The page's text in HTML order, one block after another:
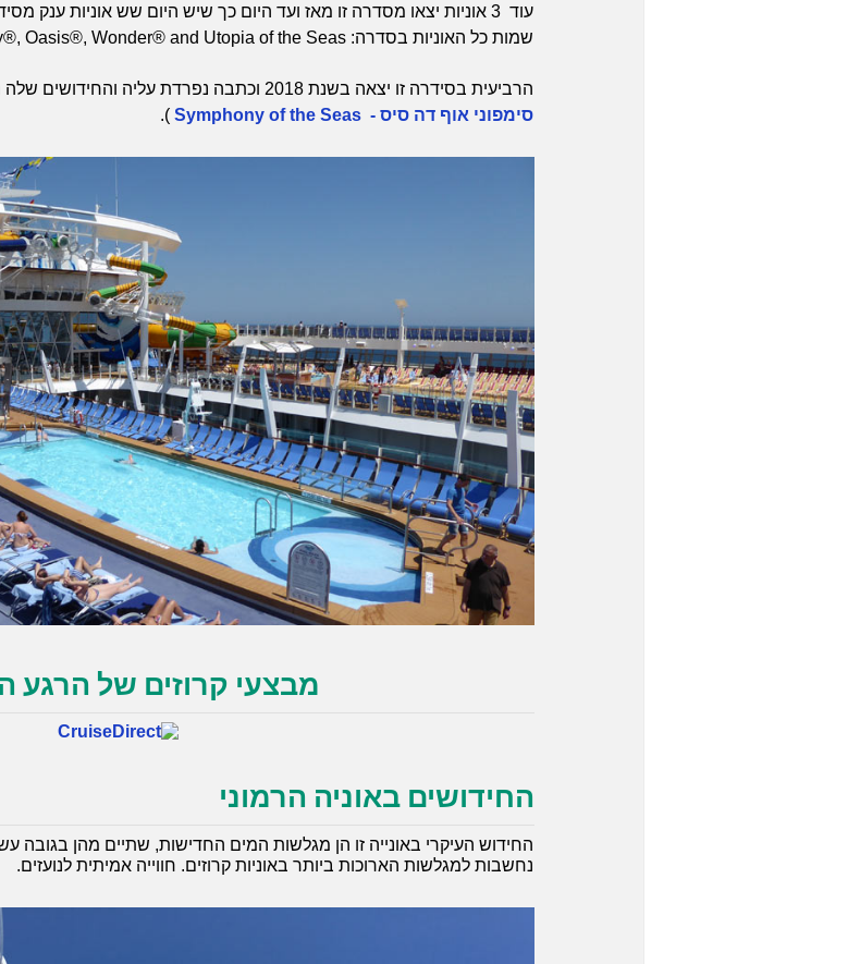
עוד 3 אוניות יצאו מסדרה זו מאז ועד היום כך שיש היום שש אוניות ענק מסידרה זו .
שמות כל האוניות בסדרה: Harmony®, Allure®, Symphony®, Oasis®, Wonder® and Utopia of the Seas℠
הרביעית בסידרה זו יצאה בשנת 2018 וכתבה נפרדת עליה והחידושים שלה תמצאו בכתבה שלי:
סימפוני אוף דה סיס - Symphony of the Seas
).
מבצעי קרוזים של הרגע
החידושים באוניה הרמוני
החידוש העיקרי באונייה זו הן מגלשות המים החדישות, שתיים מהן בגובה
נחשבות למגלשות הארוכות ביותר באוניות קרוזים. חווייה אמיתית לנועזים.